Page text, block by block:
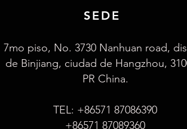
SEDE
7mo piso, No. 3730 Nanhuan road,
de Binjiang, ciudad de Hangzhou,
PR China.
TEL: +86571 87086390
+86571 87089360